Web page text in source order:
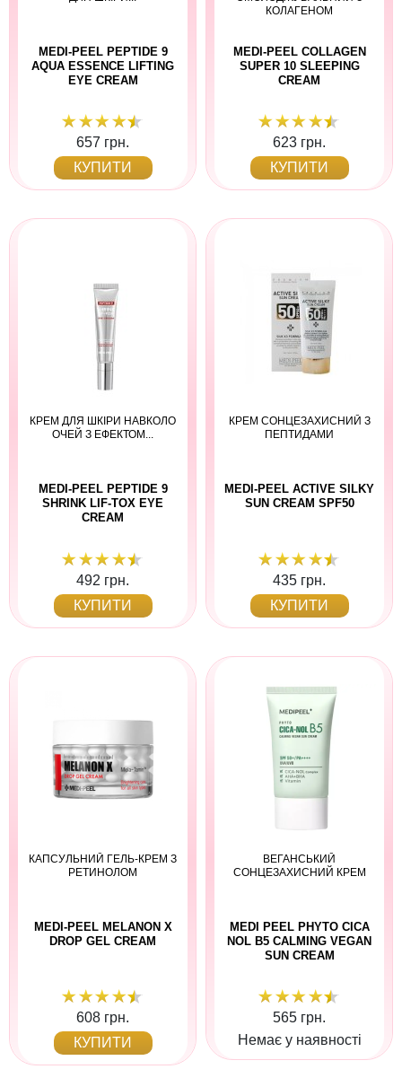
MEDI-PEEL PEPTIDE 9
AQUA ESSENCE LIFTING
EYE CREAM
657 грн.
КУПИТИ
КОЛАГЕНОМ
MEDI-PEEL COLLAGEN
SUPER 10 SLEEPING
CREAM
623 грн.
КУПИТИ
КРЕМ ДЛЯ ШКІРИ НАВКОЛО
ОЧЕЙ З ЕФЕКТОМ...
MEDI-PEEL PEPTIDE 9
SHRINK LIF-TOX EYE
CREAM
492 грн.
КУПИТИ
КРЕМ СОНЦЕЗАХИСНИЙ З
ПЕПТИДАМИ
MEDI-PEEL ACTIVE SILKY
SUN CREAM SPF50
435 грн.
КУПИТИ
КАПСУЛЬНИЙ ГЕЛЬ-КРЕМ З
РЕТИНОЛОМ
MEDI-PEEL MELANON X
DROP GEL CREAM
608 грн.
КУПИТИ
ВЕГАНСЬКИЙ
СОНЦЕЗАХИСНИЙ КРЕМ
MEDI PEEL PHYTO CICA
NOL B5 CALMING VEGAN
SUN CREAM
565 грн.
Немає у наявності